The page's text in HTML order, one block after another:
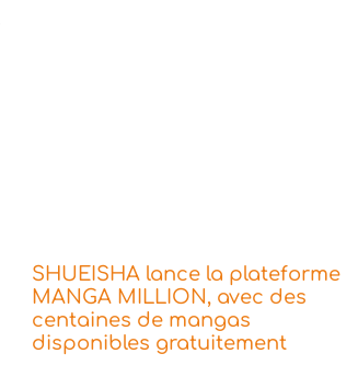
SHUEISHA lance la plateforme
MANGA MILLION, avec des
centaines de mangas
disponibles gratuitement